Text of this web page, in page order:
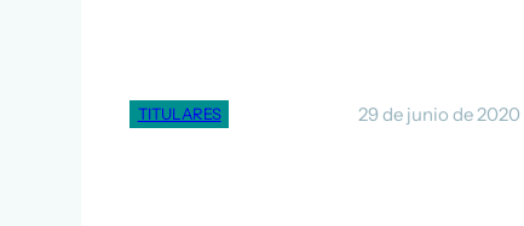
TITULARES 29 de junio de 2020